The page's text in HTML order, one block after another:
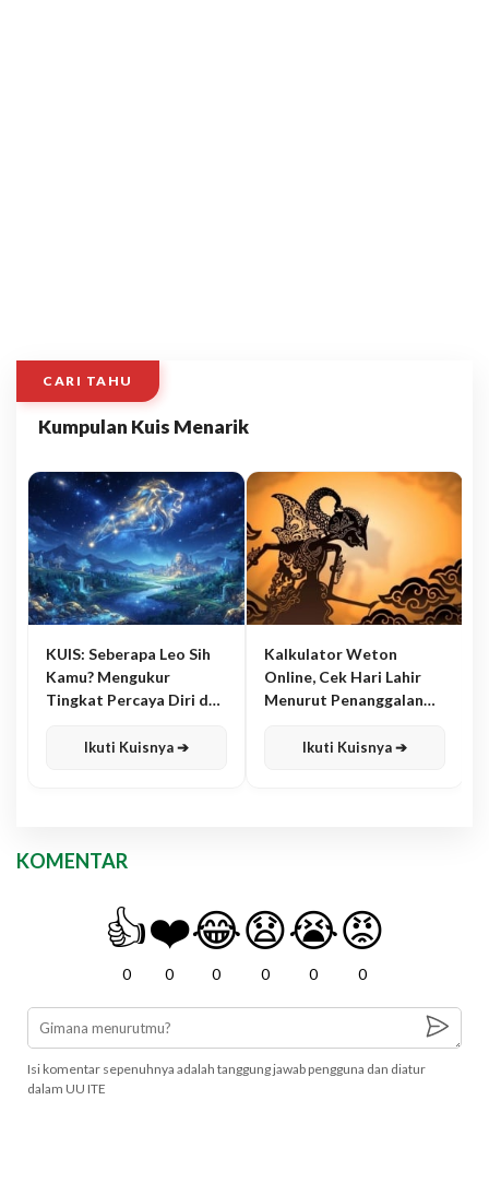
CARI TAHU
Kumpulan Kuis Menarik
KUIS: Seberapa Leo Sih
Kamu? Mengukur
Tingkat Percaya Diri dan
Ikuti Kuisnya ➔
Kalkulator Weton
Online, Cek Hari Lahir
Menurut Penanggalan
Ikuti Kuisnya ➔
KOMENTAR
👍
0
❤️
0
😂
0
😧
0
😭
0
😡
0
Isi komentar sepenuhnya adalah tanggung jawab pengguna dan diatur
dalam UU ITE